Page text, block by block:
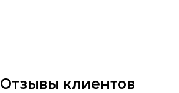
Отзывы клиентов